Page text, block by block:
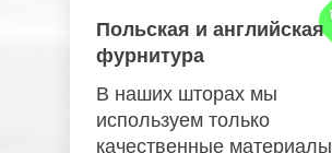
Польская и английская
фурнитура
В наших шторах мы
используем только
качественные материалы